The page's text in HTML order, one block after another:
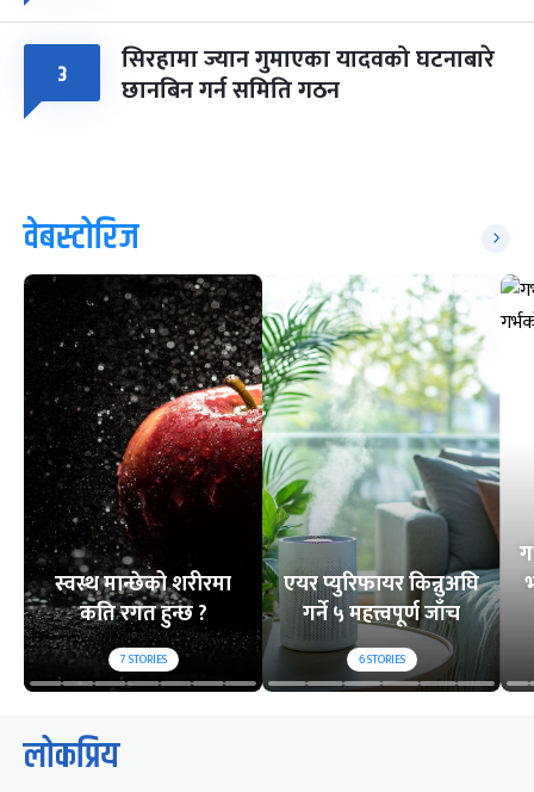
३ सिरहामा ज्यान गुमाएका यादवको घटनाबारे
छानबिन गर्न समिति गठन
वेबस्टोरिज
स्वस्थ मान्छेको शरीरमा
कति रगत हुन्छ ?
7STORIES
एयर प्युरिफायर किन्नुअघि
गर्ने ५ महत्त्वपूर्ण जाँच
6STORIES
लोकप्रिय